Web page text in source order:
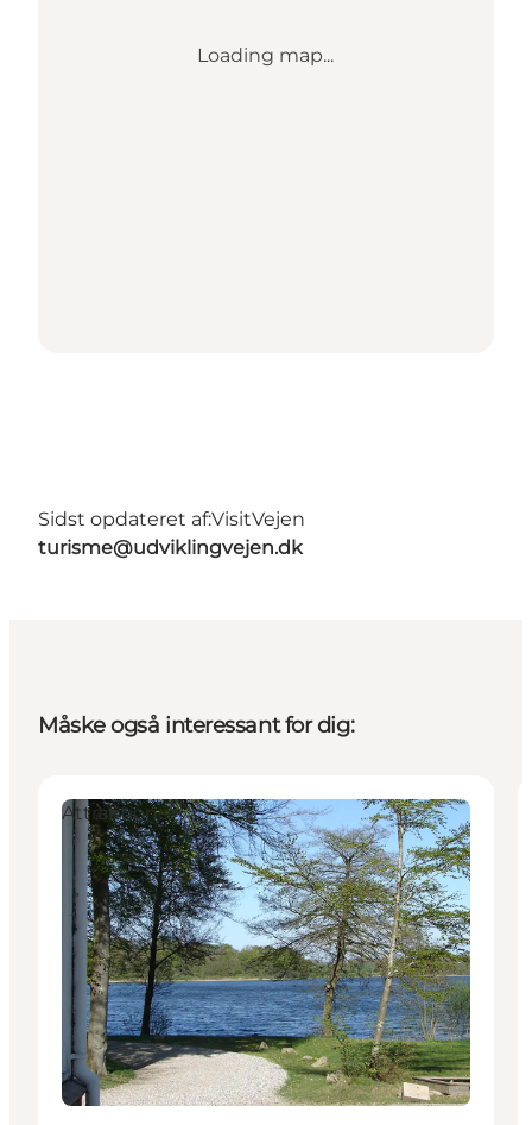
Loading map...
Sidst opdateret af:VisitVejen
turisme@udviklingvejen.dk
Måske også interessant for dig:
Attraktioner